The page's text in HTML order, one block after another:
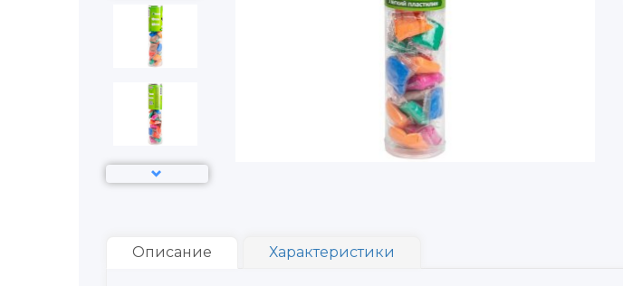
Описание Характеристики